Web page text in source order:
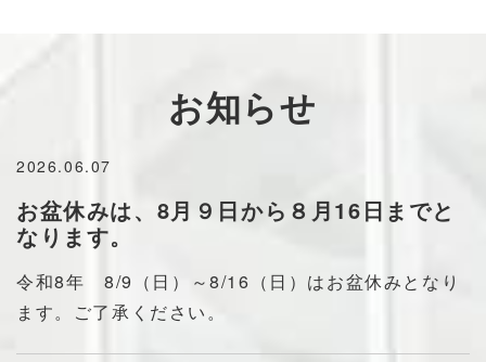
お知らせ
2026.06.07
お盆休みは、8月９日から８月16日までと
なります。
令和8年 8/9（日）～8/16（日）はお盆休みとなり
ます。ご了承ください。